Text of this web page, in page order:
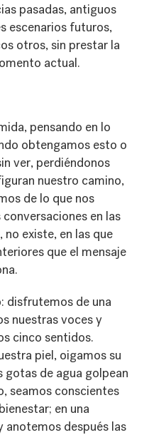
pasadas, antiguos
escenarios futuros,
otros, sin prestar la
actual.
pensando en lo
obtengamos esto o
ver, perdiéndonos
nuestro camino,
de lo que nos
en las
existe, en las que
que el mensaje
disfrutemos de una
nuestras voces y
cinco sentidos.
piel, oigamos su
de agua golpean
seamos conscientes
en una
anotemos después las